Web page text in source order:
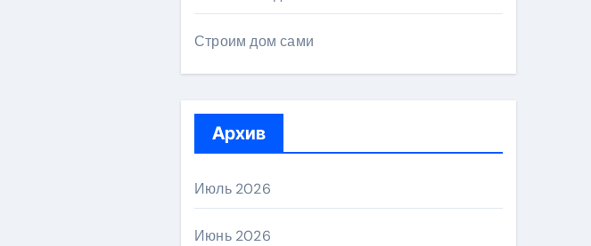
Строим дом сами
Архив
Июль 2026
Июнь 2026